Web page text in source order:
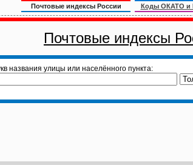
Почтовые индексы России Коды ОКАТО и
Почтовые индексы
названия улицы или населённого пункта: